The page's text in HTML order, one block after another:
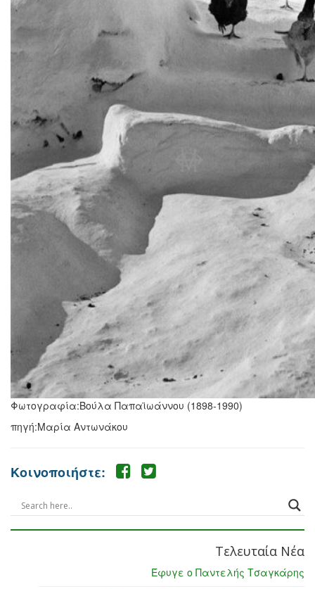
Φωτογραφία:Βούλα Παπαϊωάννου (1898-1990)
πηγή:Μαρία Αντωνάκου
Κοινοποιήστε:
Τελευταία Νέα
Έφυγε ο Παντελής Τσαγκάρης